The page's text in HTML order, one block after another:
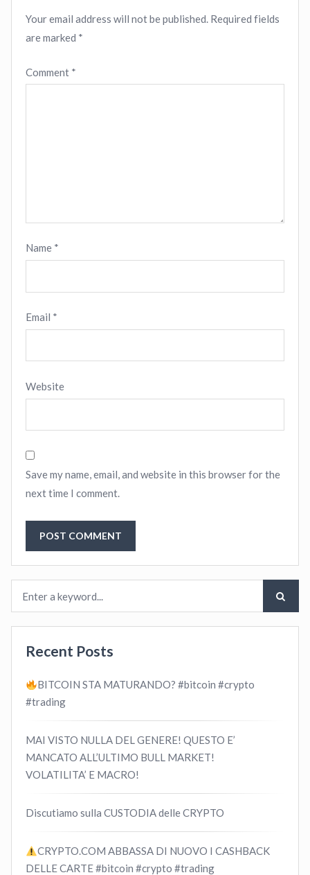
Your email address will not be published. Required fields
are marked *
Comment *
Name *
Email *
Website
Save my name, email, and website in this browser for the
next time I comment.
Recent Posts
BITCOIN STA MATURANDO? #bitcoin #crypto
#trading
MAI VISTO NULLA DEL GENERE! QUESTO E’
MANCATO ALL’ULTIMO BULL MARKET!
VOLATILITA’ E MACRO!
Discutiamo sulla CUSTODIA delle CRYPTO
CRYPTO.COM ABBASSA DI NUOVO I CASHBACK
DELLE CARTE #bitcoin #crypto #trading